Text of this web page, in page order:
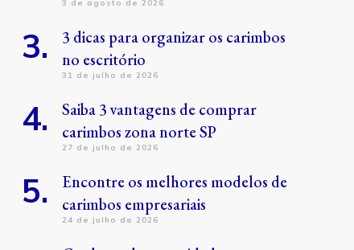
3 de agosto de 2026
3 dicas para organizar os carimbos
no escritório
31 de julho de 2026
Saiba 3 vantagens de comprar
carimbos zona norte SP
27 de julho de 2026
Encontre os melhores modelos de
carimbos empresariais
24 de julho de 2026